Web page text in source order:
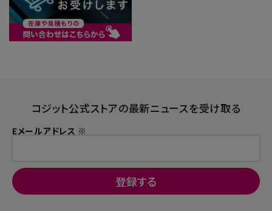
コジット公式ストアの最新ニュースを受け取る
Eメールアドレス ※